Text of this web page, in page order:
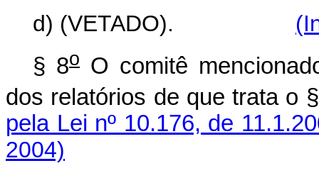
d) (VETADO).
§ 8oO comitê
dos relatórios de que trata o
pela Lei nº 10.176, de
2004)